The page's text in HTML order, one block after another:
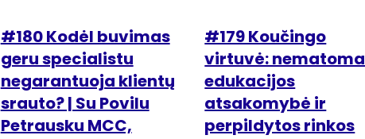
#180 Kodėl buvimas
geru specialistu
negarantuoja klientų
srauto? | Su Povilu
Petrausku MCC,
#179 Koučingo
virtuvė: nematoma
edukacijos
atsakomybė ir
perpildytos rinkos